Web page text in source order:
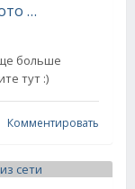
Забавные картинки и веселые фото на выходные
больше
тут :)
Комментировать